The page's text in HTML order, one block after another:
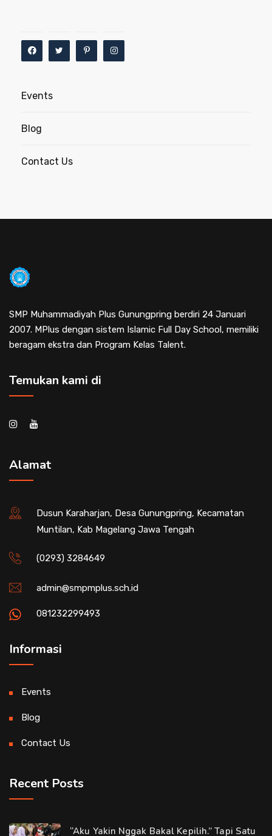
Events
Blog
Contact Us
SMP Muhammadiyah Plus Gunungpring berdiri 24 Januari
2007. MPlus dengan sistem Islamic Full Day School, memiliki
beragam ekstra dan Program Kelas Talent.
Temukan kami di
Alamat
Dusun Karaharjan, Desa Gunungpring, Kecamatan
Muntilan, Kab Magelang Jawa Tengah
(0293) 3284649
admin@smpmplus.sch.id
081232299493
Informasi
Events
Blog
Contact Us
Recent Posts
“Aku Yakin Nggak Bakal Kepilih.” Tapi Satu